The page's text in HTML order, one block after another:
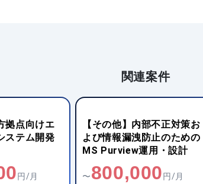
関連案件
拠点向けエ
ステム開発
円/月
【その他】内部不正対策お
よび情報漏洩防止のための
MS Purview運用・設計
〜800,000 円/月